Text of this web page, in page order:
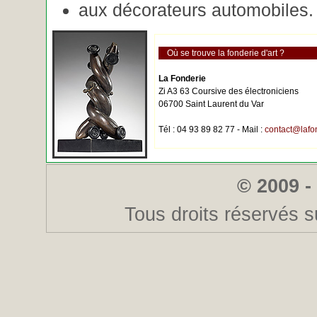
aux décorateurs automobiles.
Où se trouve la fonderie d'art ?
La Fonderie
Zi A3 63 Coursive des électroniciens
06700 Saint Laurent du Var
Tél : 04 93 89 82 77 - Mail :
© 2009
Tous droits réservés